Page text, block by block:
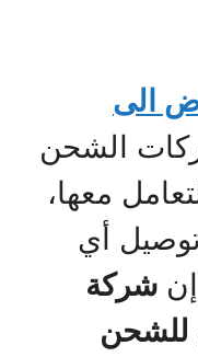
الى
الشحن
معها،
توصيل أي
شركة
للشحن